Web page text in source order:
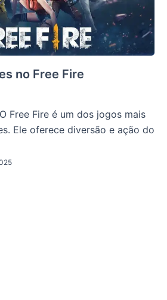
no Free Fire
Free Fire é um dos jogos mais
Ele oferece diversão e ação do